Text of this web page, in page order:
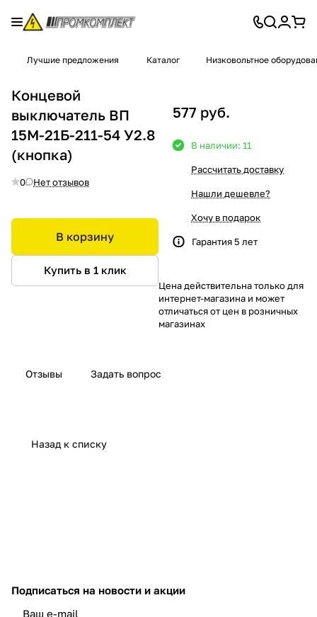
Лучшие предложения Каталог Низковольтное
Концевой
выключатель ВП
15М-21Б-211-54 У2.8
(кнопка)
0 Нет отзывов
В корзину
Купить в 1 клик
577 руб.
В наличии: 11
Рассчитать доставку
Нашли дешевле?
Хочу в подарок
Гарантия 5 лет
Цена действительна только для
интернет-магазина и может
отличаться от цен в розничных
магазинах
Отзывы Задать вопрос
Назад к списку
Подписаться на новости и акции